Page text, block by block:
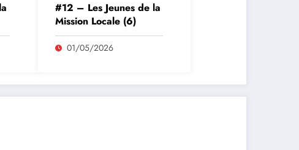
#12 – Les Jeunes de la
Mission Locale (6)
01/05/2026